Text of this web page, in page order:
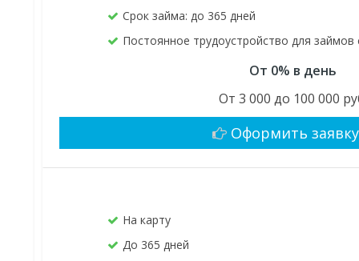
Срок займа: до 365 дней
Постоянное трудоустройство для
От 0% в день
От 3 000 до 100 000
Оформить заявку
На карту
До 365 дней